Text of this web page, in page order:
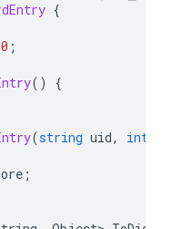
{
0 ;
()
{
(string uid, int
;